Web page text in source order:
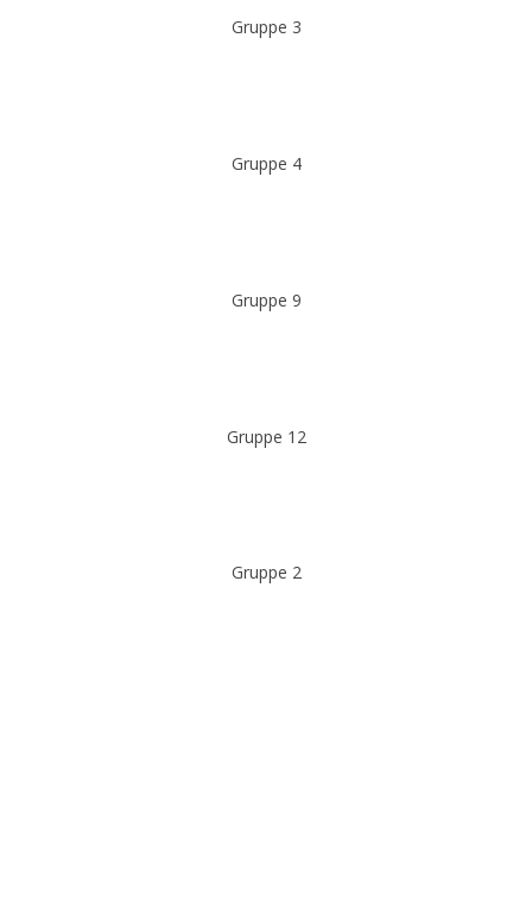
Gruppe 3
Gruppe 4
Gruppe 9
Gruppe 12
Gruppe 2